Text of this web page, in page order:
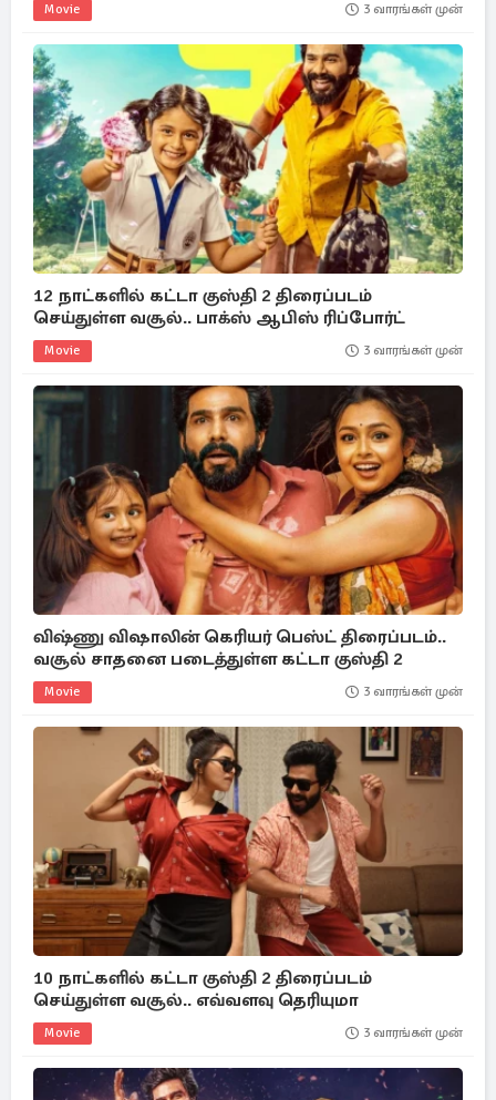
Movie 3 வாரங்கள் முன்
12 நாட்களில் கட்டா குஸ்தி 2 திரைப்படம்
செய்துள்ள வசூல்.. பாக்ஸ் ஆபிஸ் ரிப்போர்ட்
Movie 3 வாரங்கள் முன்
விஷ்ணு விஷாலின் கெரியர் பெஸ்ட் திரைப்படம்..
வசூல் சாதனை படைத்துள்ள கட்டா குஸ்தி 2
Movie 3 வாரங்கள் முன்
10 நாட்களில் கட்டா குஸ்தி 2 திரைப்படம்
செய்துள்ள வசூல்.. எவ்வளவு தெரியுமா
Movie 3 வாரங்கள் முன்